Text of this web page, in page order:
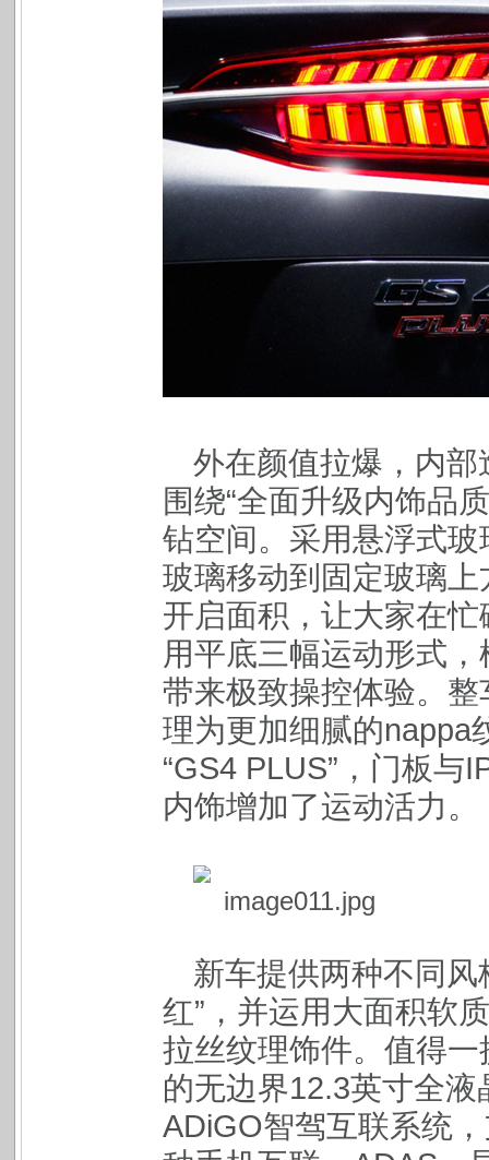
外在颜值拉爆，内
围绕“全面升级内饰品
钻空间。采用悬浮式
玻璃移动到固定玻璃
开启面积，让大家在忙
用平底三幅运动形式
带来极致操控体验。
理为更加细腻的nappa
“GS4 PLUS”，门板与
内饰增加了运动活力。
新车提供两种不同风
红”，并运用大面积软
拉丝纹理饰件。值得
的无边界12.3英寸全
ADiGO智驾互联系统